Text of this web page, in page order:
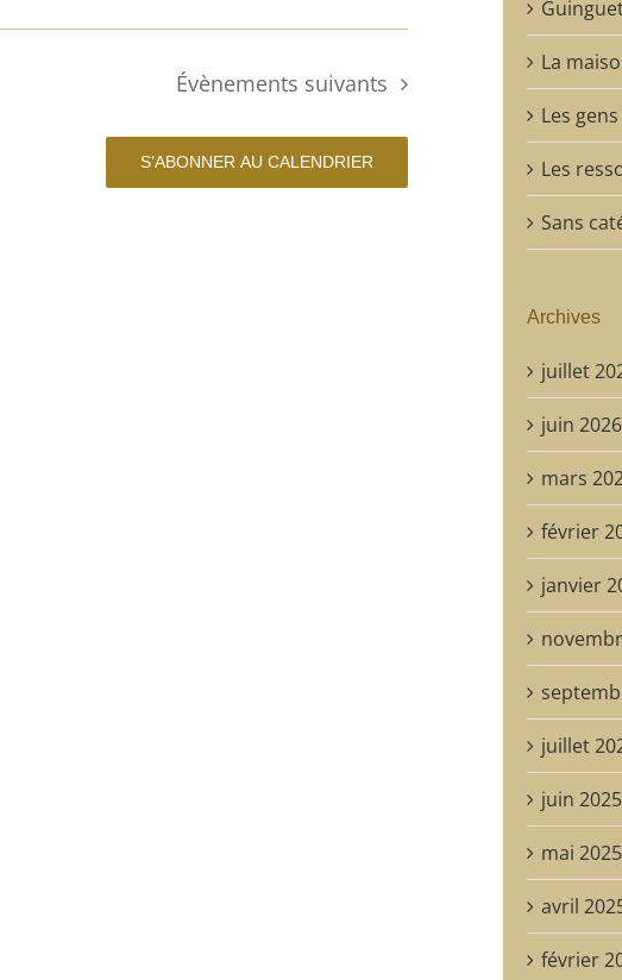
Évènements suivants
S’ABONNER AU CALENDRIER
La
Les
Les
Sans
Archives
juillet
juin
mars
février
janvier
juillet
juin
mai
avril
février